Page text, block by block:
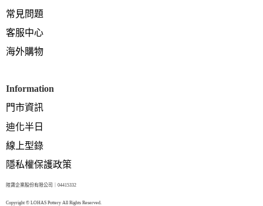
常見問題
客服中心
海外購物
Information
門市資訊
迪化半日
線上型錄
隱私權保護政策
陸寶企業股份有限公司｜04415332
Copyright © LOHAS Pottery All Rights Reserved.